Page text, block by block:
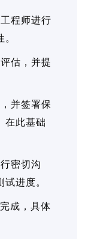
程师进行
估，并提
并签署保
在此基础
密切沟
进度。
成，具体